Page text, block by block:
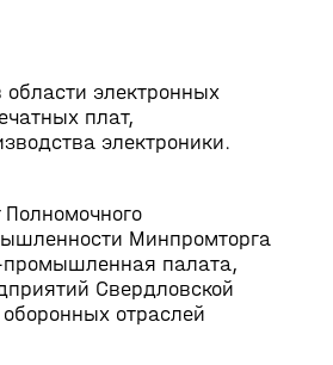
электронных
плат,
электроники.
Минпромторга
промышленная палата,
Свердловской
отраслей